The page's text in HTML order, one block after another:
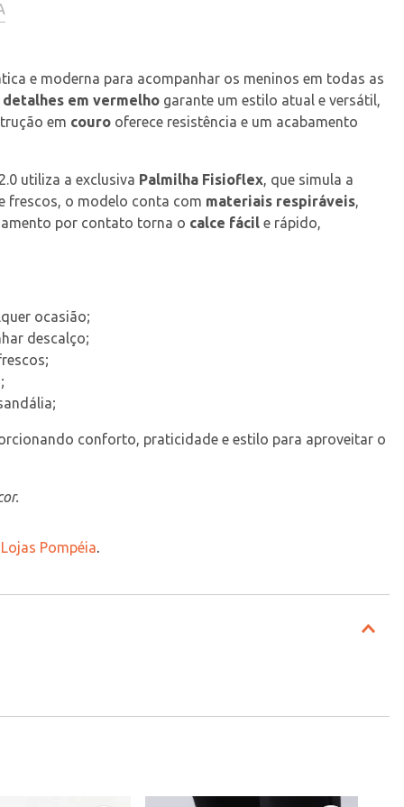
e moderna para acompanhar os meninos em todas as
em vermelho garante um estilo atual e versátil,
em couro oferece resistência e um acabamento
utiliza a exclusiva Palmilha Fisioflex, que simula a
frescos, o modelo conta com materiais respiráveis,
por contato torna o calce fácil e rápido,
ocasião;
descalço;
conforto, praticidade e estilo para aproveitar o
Pompéia.